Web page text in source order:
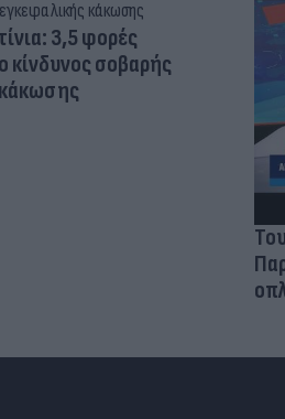
3,5 φορές
κίνδυνος σοβαρής